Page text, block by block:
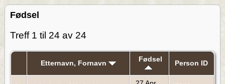
Fødsel
Treff 1 til 24 av 24
Etternavn, Fornavn Fødsel Person ID